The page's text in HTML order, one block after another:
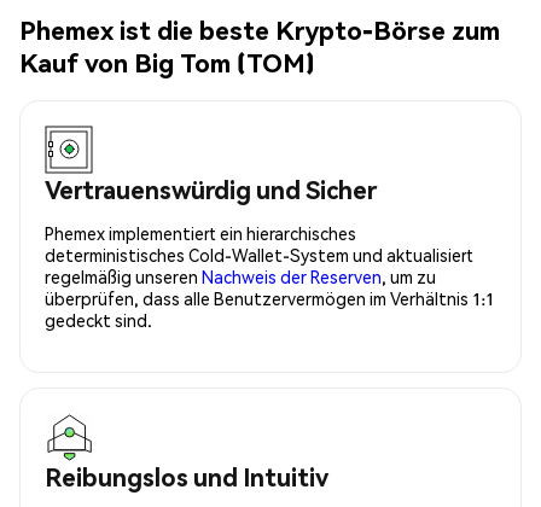
Phemex ist die beste Krypto-Börse zum
Kauf von Big Tom (TOM)
Vertrauenswürdig und Sicher
Phemex implementiert ein hierarchisches
deterministisches Cold-Wallet-System und aktualisiert
regelmäßig unseren Nachweis der Reserven , um zu
überprüfen, dass alle Benutzervermögen im Verhältnis 1:1
gedeckt sind.
Reibungslos und Intuitiv